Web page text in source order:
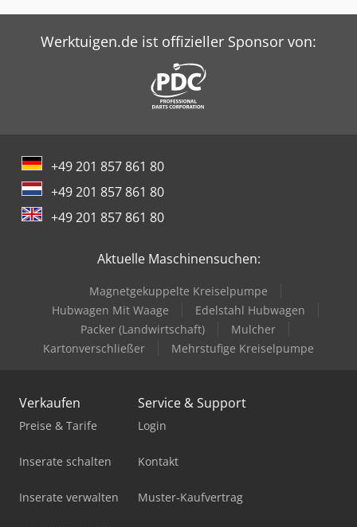
Werktuigen.de ist offizieller Sponsor von:
+49 201 857 861 80
+49 201 857 861 80
+49 201 857 861 80
Aktuelle Maschinensuchen:
Magnetgekuppelte Kreiselpumpe
Hubwagen Mit Waage
Edelstahl Hubwagen
Packer (Landwirtschaft)
Mulcher
Kartonverschließer
Mehrstufige Kreiselpumpe
Verkaufen
Preise & Tarife
Inserate schalten
Inserate verwalten
Service & Support
Login
Kontakt
Muster-Kaufvertrag